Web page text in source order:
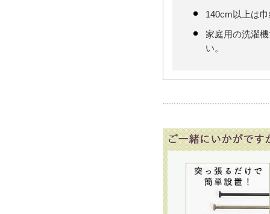
140cm以上は
家庭用の洗濯
い。